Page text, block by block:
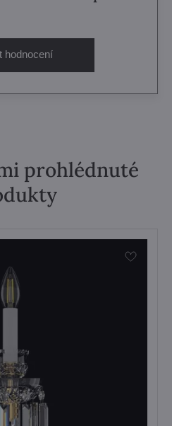
hodnocení
prohlédnuté